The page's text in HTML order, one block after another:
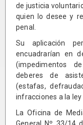
de justicia
quien lo desee y
penal.
Su aplicación
encuadrarían en
(impedimentos
deberes de
(estafas,
infracciones a la ley
La Oficina de
General Nº 33/14